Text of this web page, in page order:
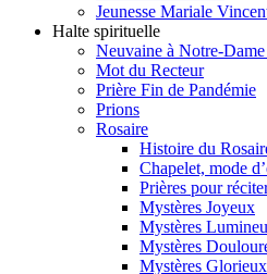
Jeunesse Mariale
Halte spirituelle
Neuvaine à Notre-
Mot du Recteur
Prière Fin de Pandémie
Prions
Rosaire
Histoire du
Chapelet, mode
Prières pour
Mystères Joyeux
Mystères
Mystères
Mystères Glorieux